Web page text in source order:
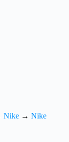
Nike → Nike